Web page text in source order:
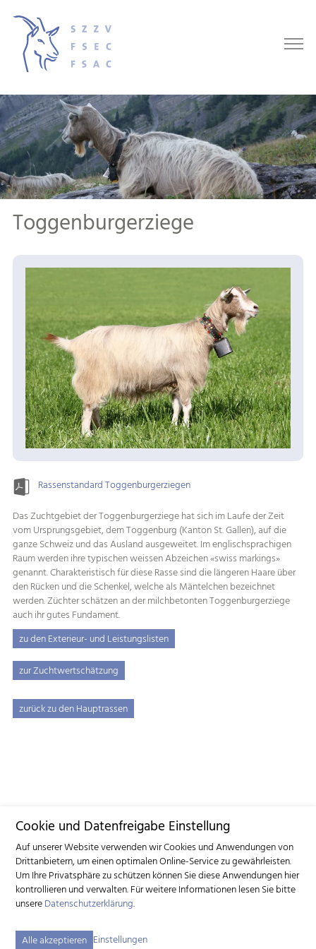
Toggenburgerziege
Rassenstandard Toggenburgerziegen
Das Zuchtgebiet der Toggenburgerziege hat sich im Laufe der Zeit
vom Ursprungsgebiet, dem Toggenburg (Kanton St. Gallen), auf die
ganze Schweiz und das Ausland ausgeweitet. Im englischsprachigen
Raum werden ihre typischen weissen Abzeichen «swiss markings»
genannt. Charakteristisch für diese Rasse sind die längeren Haare über
den Rücken und die Schenkel, welche als Mäntelchen bezeichnet
werden. Züchter schätzen an der milchbetonten Toggenburgerziege
auch ihr gutes Fundament.
zu den Exterieur- und Leistungslisten
zur Zuchtwertschätzung
zurück zu den Hauptrassen
Cookie und Datenfreigabe Einstellung
Auf unserer Website verwenden wir Cookies und Anwendungen von
Drittanbietern, um einen optimalen Online-Service zu gewährleisten.
Um Ihre Privatsphäre zu schützen können Sie diese Anwendungen hier
kontrollieren und verwalten.Für weitere Informationen lesen Sie bitte
unsereDatenschutzerklärung.
Alle akzeptieren Einstellungen